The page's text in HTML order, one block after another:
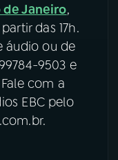
de Janeiro,
das 17h.
áudio ou de
9503 e
com a
EBC pelo